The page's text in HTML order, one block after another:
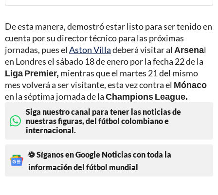
De esta manera, demostró estar listo para ser tenido en
cuenta por su director técnico para las próximas
jornadas, pues el Aston Villadeberá visitar al Arsenal
en Londres el sábado 18 de enero por la fecha 22 de la
Liga Premier, mientras que el martes 21 del mismo
mes volverá a ser visitante, esta vez contra el Mónaco
en la séptima jornada de laChampions League.
Siga nuestro canal para tener las noticias de
nuestras figuras, del fútbol colombiano e
internacional.
⚽ Síganos en Google Noticias con toda la
información del fútbol mundial